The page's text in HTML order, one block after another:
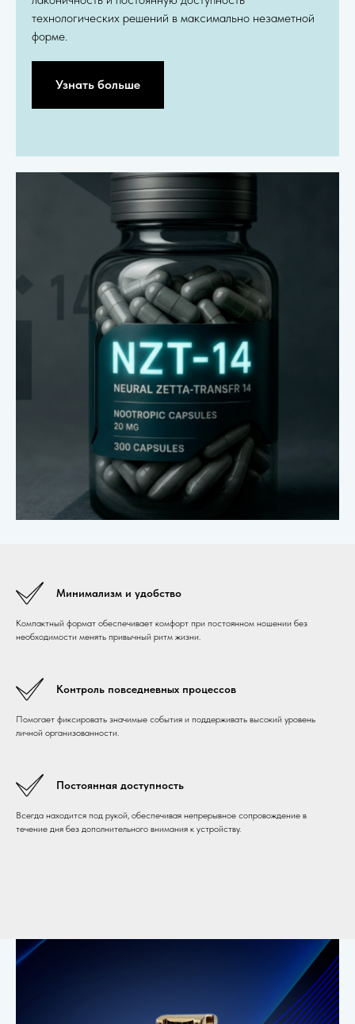
технологических решений в максимально незаметной
форме.
Узнать больше
Минимализм и удобство
Компактный формат обеспечивает комфорт при постоянном ношении без
необходимости менять привычный ритм жизни.
Контроль повседневных процессов
Помогает фиксировать значимые события и поддерживать высокий уровень
личной организованности.
Постоянная доступность
Всегда находится под рукой, обеспечивая непрерывное сопровождение в
течение дня без дополнительного внимания к устройству.